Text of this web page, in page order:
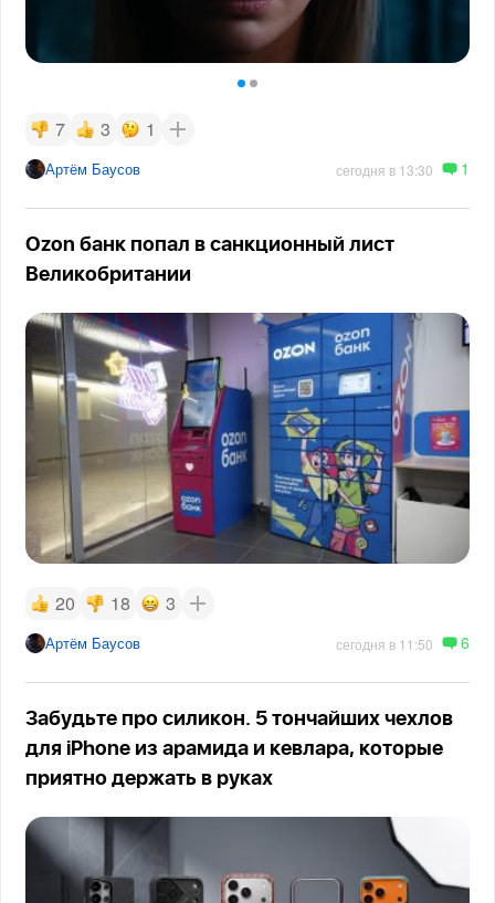
7 3 1
Артём Баусов сегодня в 13:30 1
Ozon банк попал в санкционный лист
Великобритании
20 18 3
Артём Баусов сегодня в 11:50 6
Забудьте про силикон. 5 тончайших чехлов
для iPhone из арамида и кевлара, которые
приятно держать в руках